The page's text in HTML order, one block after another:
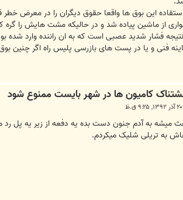
استفاده این بوق ها واقعا حقوق دیگران را در معرض
از ماشین پیاده شد و در حالیکه مشت هایش را گره
فشار شدید عصبی است که به ان راننده وارد شده بود)
فنی و یا در پست های بازرسی پلیس راه اگر چنین
میشه به آدم جنون دست بده یه دفعه از زیر یه
به تریلی شلیک میکردم.